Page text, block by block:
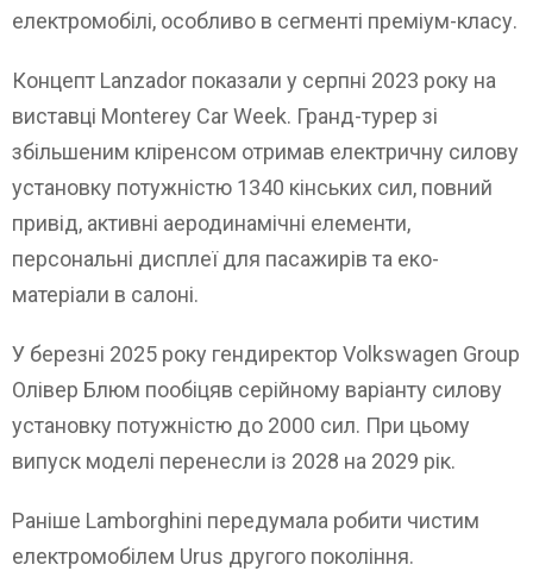
електромобілі, особливо в сегменті преміум-класу.
Концепт Lanzador показали у серпні 2023 року на
виставці Monterey Car Week. Гранд-турер зі
збільшеним кліренсом отримав електричну силову
установку потужністю 1340 кінських сил, повний
привід, активні аеродинамічні елементи,
персональні дисплеї для пасажирів та еко-
матеріали в салоні.
У березні 2025 року гендиректор Volkswagen Group
Олівер Блюм пообіцяв серійному варіанту силову
установку потужністю до 2000 сил. При цьому
випуск моделі перенесли із 2028 на 2029 рік.
Раніше Lamborghini передумала робити чистим
електромобілем Urus другого покоління.